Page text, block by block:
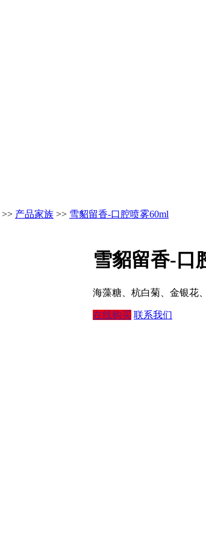
>> 产品家族 >> 雪貂留香-口腔喷雾60ml
雪貂留香-口
海藻糖、杭白菊、金银花
在线购买 联系我们